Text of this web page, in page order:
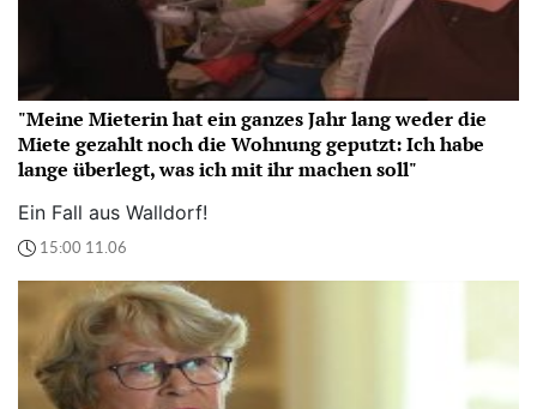
"Meine Mieterin hat ein ganzes Jahr lang weder die
Miete gezahlt noch die Wohnung geputzt: Ich habe
lange überlegt, was ich mit ihr machen soll"
Ein Fall aus Walldorf!
15:00 11.06